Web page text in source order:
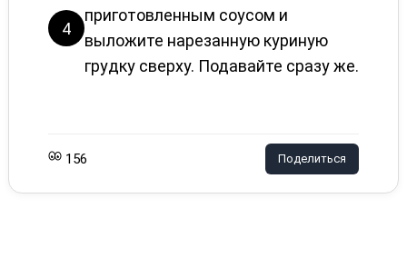
4
приготовленным соусом и
выложите нарезанную куриную
грудку сверху. Подавайте сразу же.
156 Поделиться